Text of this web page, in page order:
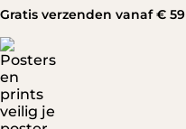
Gratis verzenden vanaf € 59